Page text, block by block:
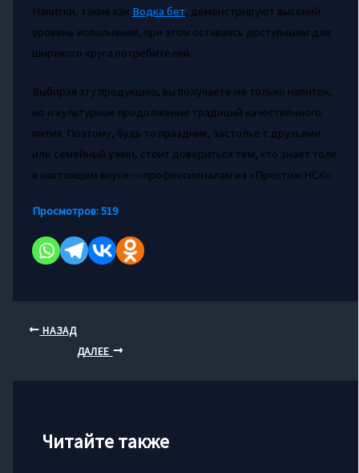
Напитки, такие как Водка бет, демонстрируют высокий
уровень исполнения, при этом оставаясь доступными для
широкого круга потребителей.
Выбирая эту продукцию, вы получаете не только напиток,
но и культурное продолжение традиций качественного
пития. Поэтому, будь то праздник, застолье с друзьями
или семейный ужин, стоит довериться тем, кто знает толк
в настоящем вкусе — профессионалам из «Престиж НСК».
Просмотров:519
НАЗАД
ДАЛЕЕ
Читайте также